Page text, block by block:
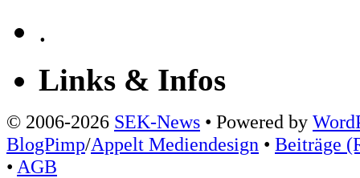
.
Links & Infos
© 2006-2026 SEK-News • Powered by
BlogPimp/Appelt Mediendesign • Beiträge
• AGB